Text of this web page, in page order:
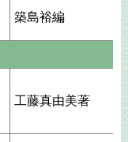
築島裕編
工藤真由美著